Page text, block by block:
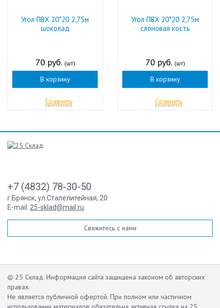
Угол ПВХ 20*20 2,75м
шоколад
70 руб. (шт)
В корзину
Сравнить
Угол ПВХ 20*20 2,75м
слоновая кость
70 руб. (шт)
В корзину
Сравнить
+7 (4832) 78-30-50
г.Брянск, ул.Сталелитейная, 20
E-mail: 25-sklad@mail.ru
Свяжитесь с нами
© 25 Склад. Информация сайта защищена законом об авторских
правах.
Не является публичной офертой. При полном или частичном